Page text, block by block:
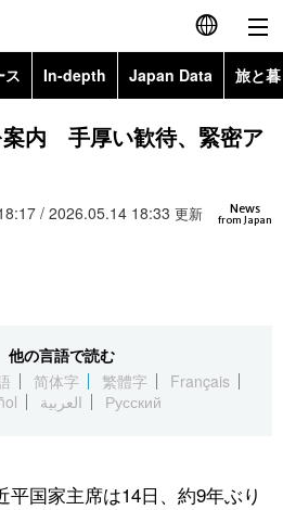
English
简体字
Русский
ス In-depth Japan Data 旅と
Topics
内 手厚い歓待、緊密ア
News
from Japan
/ 2026.05.14 18:33 更新
他の言語で読む
简体字 繁體字
Français
العربية Русский
平国家主席は14日、約9年ぶり